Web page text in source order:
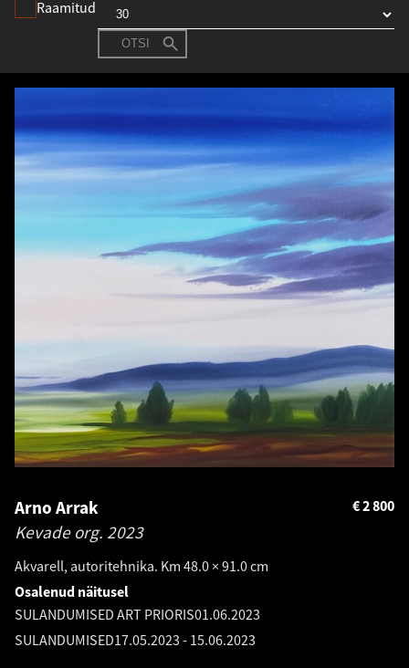
Raamitud
OTSI
Arno Arrak
Kevade org. 2023
Akvarell, autoritehnika. Km 48.0 × 91.0 cm
2 800
€
Osalenud näitusel
SULANDUMISED ART PRIORIS01.06.2023
SULANDUMISED17.05.2023 - 15.06.2023